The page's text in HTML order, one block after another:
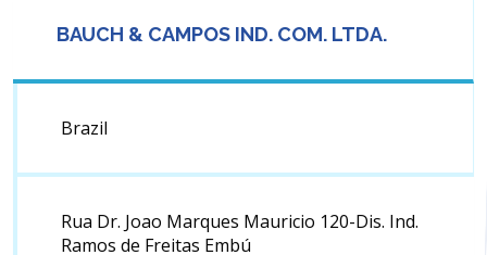
BAUCH & CAMPOS IND. COM. LTDA.
Brazil
Rua Dr. Joao Marques Mauricio 120-Dis. Ind.
Ramos de Freitas Embú